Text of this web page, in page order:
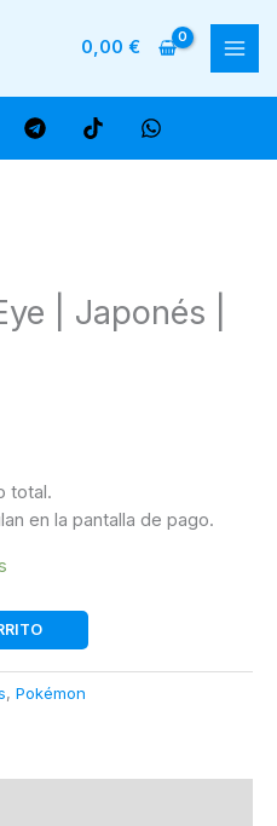
0,00 €
| Japonés |
€.
total.
en la pantalla de pago.
, Pokémon